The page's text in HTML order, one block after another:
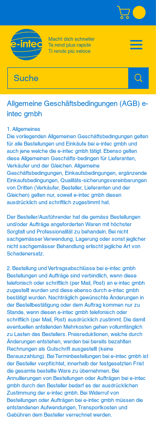
Allgemeine Geschäftsbedingungen (AGB) e-
intec gmbh
1. Allgemeines
Die vorliegenden Allgemeinen Geschäftsbedingungen gelten
für alle Bestellungen und Einkäufe bei e-intec gmbh und
auch jene welche die e-intec gmbh tätigt. Ebenso gelten
diese Allgemeinen Geschäfts-bedingen für Lieferanten,
Verkäufer und der Gleichen. Allgemeine
Geschäftsbedingungen, Einkaufsbedingungen, ergänzende
Einkaufsbedingungen, Qualitäts-sicherungsvereinbarungen
von Dritten (Verkäufer, Besteller, Lieferanten und der
Gleichen) gelten nur, soweit e-intec gmbh diesen
ausdrücklich und schriftlich zugestimmt hat.
Der Besteller/Ausführender hat die gemäss Bestellungen
und/oder Aufträge angeforderten Waren mit höchster
Sorgfalt und Professionalität zu behandeln. Bei nicht
sachgemässer Verwendung, Lagerung oder sonst jeglicher
nicht sachgemässer Behandlung erlischt jegliche Art von
Schadenersatz.
2. Bestellung und Vertragsabschlüsse bei e-intec gmbh
Bestellungen und Aufträge sind verbindlich, wenn diese
telefonisch oder schriftlich (per Mail, Post) an e-intec gmbh
zugestellt wurden und diese ebenso durch e-intec gmbh
bestätigt wurden. Nachträglich gewünschte Änderungen in
der Bestellbestätigung oder dem Auftrag kommen nur zu
Stande, wenn diesen e-intec gmbh telefonisch oder
schriftlich (per Mail, Post) ausdrücklich zustimmt. Die damit
eventuellen anfallenden Mehrkosten gehen vollumfänglich
zu Lasten des Bestellers. Preisreduktionen, welche durch
Änderungen entstehen, werden bei bereits bezahlten
Rechnungen als Gutschrift ausgestellt (keine
Barauszahlung). Bei Terminbestellungen bei e-intec gmbh ist
der Besteller verpflichtet, innerhalb der festgesetzten Frist
die gesamte bestellte Ware zu übernehmen. Bei
Annullierungen von Bestellungen oder Aufträgen bei e-intec
gmbh durch den Besteller bedarf es der ausdrücklichen
Zustimmung der e-intec gmbh. Bei Widerruf von
Bestellungen oder Aufträgen bei e-intec gmbh müssen die
entstandenen Aufwendungen, Transportkosten und
Gebühren dem Besteller verrechnet werden.